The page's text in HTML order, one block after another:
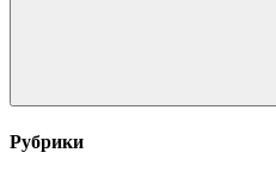
Рубрики